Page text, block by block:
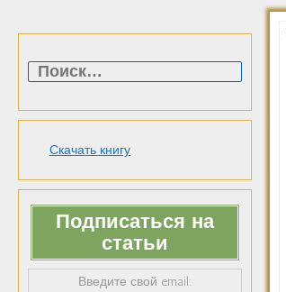
Скачать книгу
Подписаться на
статьи
Введите свой email: